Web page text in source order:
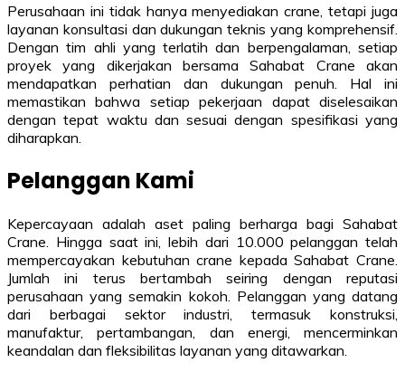
Perusahaan ini tidak hanya menyediakan crane, tetapi juga
layanan konsultasi dan dukungan teknis yang komprehensif.
Dengan tim ahli yang terlatih dan berpengalaman, setiap
proyek yang dikerjakan bersama Sahabat Crane akan
mendapatkan perhatian dan dukungan penuh. Hal ini
memastikan bahwa setiap pekerjaan dapat diselesaikan
dengan tepat waktu dan sesuai dengan spesifikasi yang
diharapkan.
Pelanggan Kami
Kepercayaan adalah aset paling berharga bagi Sahabat
Crane. Hingga saat ini, lebih dari 10.000 pelanggan telah
mempercayakan kebutuhan crane kepada Sahabat Crane.
Jumlah ini terus bertambah seiring dengan reputasi
perusahaan yang semakin kokoh. Pelanggan yang datang
dari berbagai sektor industri, termasuk konstruksi,
manufaktur, pertambangan, dan energi, mencerminkan
keandalan dan fleksibilitas layanan yang ditawarkan.